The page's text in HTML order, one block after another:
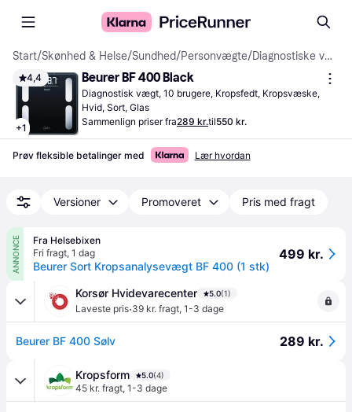
Start/Skønhed & Helse/Sundhed/Personvægte/ Diagnostiske vægte
4,4
+1
Beurer BF 400 Black
Diagnostisk vægt, 10 brugere, Kropsfedt, Kropsvæske,
Hvid, Sort, Glas
Sammenlign priser fra289 kr.til550 kr.
Prøv fleksible betalinger med Lær hvordan
Versioner Promoveret Pris med fragt
ANNONCE
Fra Helsebixen
Fri fragt, 1 dag
Beurer Sort Kropsanalysevægt BF 400 (1 stk)
499 kr.
Korsør Hvidevarecenter 5.0(1)
Laveste pris·39 kr. fragt, 1-3 dage
Beurer BF 400 Sølv 289 kr.
Kropsform 5.0(4)
45 kr. fragt, 1-3 dage